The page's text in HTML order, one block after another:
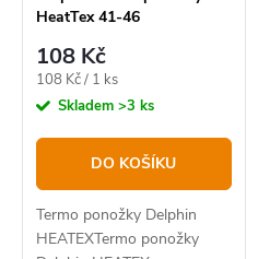
HeatTex 41-46
108 Kč
Měrná
cena:
108 Kč / 1 ks
Skladem >3 ks
DO KOŠÍKU
Termo ponožky Delphin
HEATEXTermo ponožky